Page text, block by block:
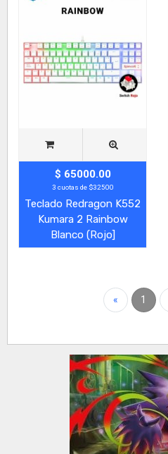
$ 65000.00
3 cuotas de $32500
Teclado Redragon K552
Kumara 2 Rainbow
Blanco (Rojo]
« 1